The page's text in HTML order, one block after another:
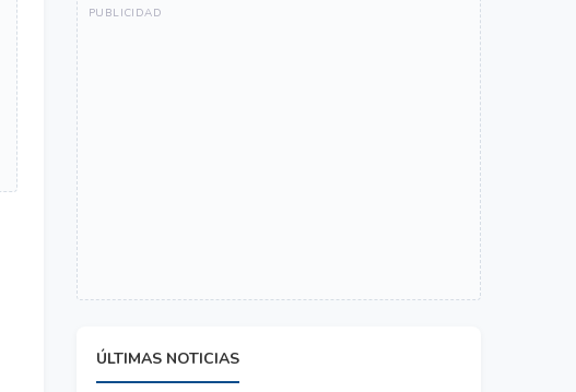
ÚLTIMAS NOTICIAS